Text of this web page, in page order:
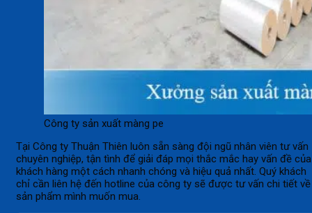
Công ty sản xuất màng pe
Tại Công ty Thuận Thiên luôn sẵn sàng đội ngũ nhân viên tư vấn
chuyên nghiệp, tận tình để giải đáp mọi thắc mắc hay vấn đề của
khách hàng một cách nhanh chóng và hiệu quả nhất. Quý khách
chỉ cần liên hệ đến hotline của công ty sẽ được tư vấn chi tiết về
sản phẩm mình muốn mua.